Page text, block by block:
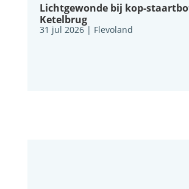
Lichtgewonde bij kop-
Ketelbrug
31 jul 2026| Flevoland